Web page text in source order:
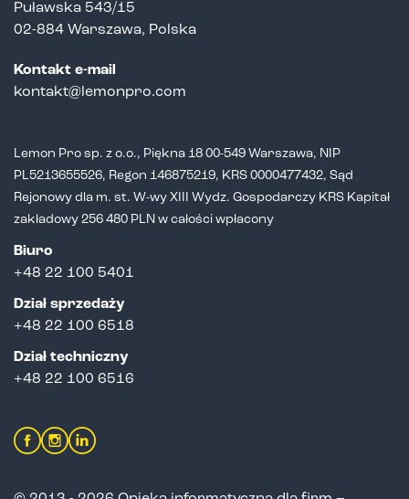
Puławska 543/15
02-884 Warszawa, Polska
Kontakt e-mail
kontakt@lemonpro.com
Lemon Pro sp. z o.o., Piękna 18 00-549 Warszawa, NIP
PL5213655526, Regon 146875219, KRS 0000477432, Sąd
Rejonowy dla m. st. W-wy XIII Wydz. Gospodarczy KRS Kapitał
zakładowy 256 480 PLN w całości wpłacony
Biuro
+48 22 100 5401
Dział sprzedaży
+48 22 100 6518
Dział techniczny
+48 22 100 6516